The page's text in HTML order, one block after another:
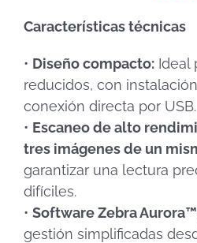
Características técnicas
• Diseño compacto: Ideal
reducidos, con
conexión directa por USB.
• Escaneo de alto
tres imágenes de un
garantizar una lectura
difíciles.
• Software Zebra
gestión simplificadas